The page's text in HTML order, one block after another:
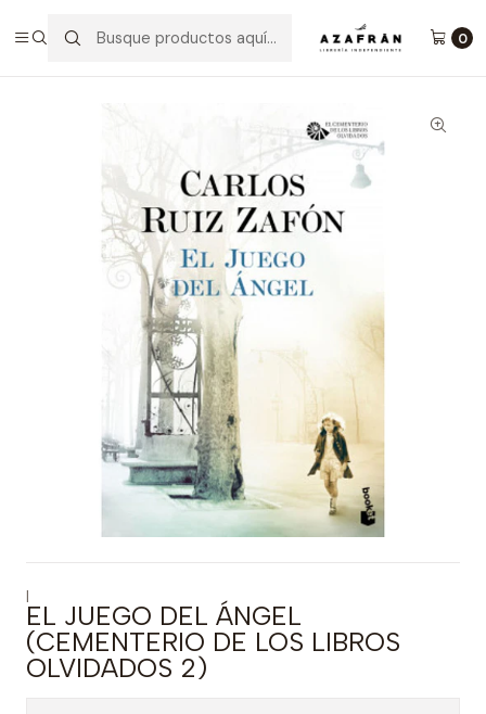
0
Novela Histórica
El Juego Del ÁNgel (Cementerio De Los Libros Olvidados 2)
|
EL JUEGO DEL ÁNGEL
(CEMENTERIO DE LOS LIBROS
OLVIDADOS 2)